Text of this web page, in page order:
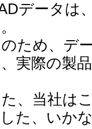
データは
ため、デ
実際の製
、当社は
た、いか